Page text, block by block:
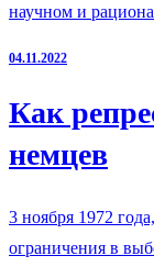
научном и
04.11.2022
Как
немцев
3 ноября 1972
ограничения в